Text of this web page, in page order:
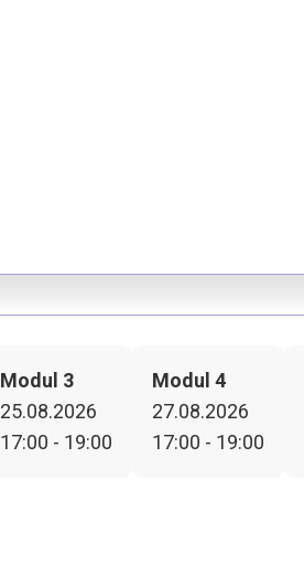
Modul 3
25.08.2026
17:00 - 19:00
Modul 4
27.08.2026
17:00 - 19:00